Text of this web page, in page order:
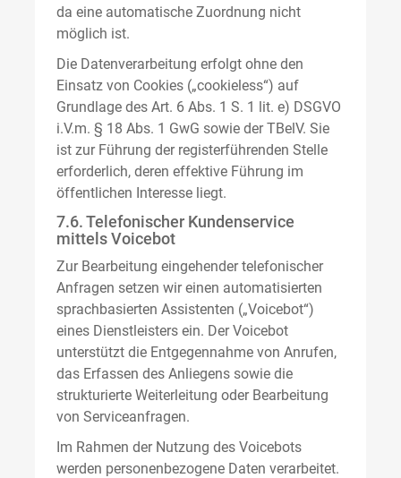
da eine automatische Zuordnung nicht
möglich ist.
Die Datenverarbeitung erfolgt ohne den
Einsatz von Cookies („cookieless“) auf
Grundlage des Art. 6 Abs. 1 S. 1 lit. e) DSGVO
i.V.m. § 18 Abs. 1 GwG sowie der TBelV. Sie
ist zur Führung der registerführenden Stelle
erforderlich, deren effektive Führung im
öffentlichen Interesse liegt.
7.6. Telefonischer Kundenservice
mittels Voicebot
Zur Bearbeitung eingehender telefonischer
Anfragen setzen wir einen automatisierten
sprachbasierten Assistenten („Voicebot“)
eines Dienstleisters ein. Der Voicebot
unterstützt die Entgegennahme von Anrufen,
das Erfassen des Anliegens sowie die
strukturierte Weiterleitung oder Bearbeitung
von Serviceanfragen.
Im Rahmen der Nutzung des Voicebots
werden personenbezogene Daten verarbeitet.